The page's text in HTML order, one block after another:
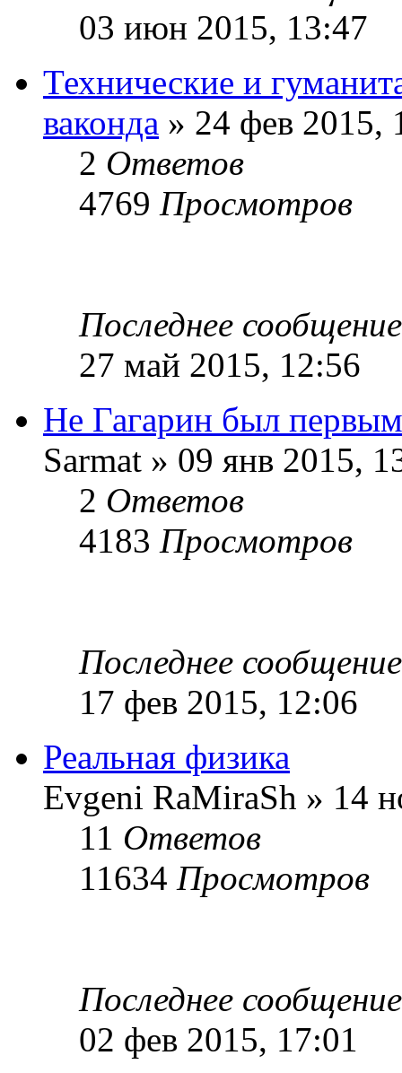
03 июн 2015, 13:47
Технические и
ваконда » 24 фев 2015,
2 Ответов
4769 Просмотров
Последнее
27 май 2015, 12:56
Не Гагарин был
Sarmat » 09 янв 2015,
2 Ответов
4183 Просмотров
Последнее
17 фев 2015, 12:06
Реальная физика
Evgeni RaMiraSh » 14
11 Ответов
11634 Просмотров
Последнее
02 фев 2015, 17:01